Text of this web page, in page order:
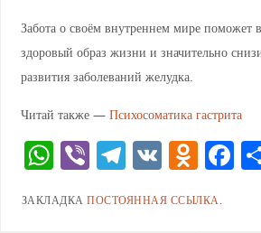
Забота о своём внутреннем мире поможет
здоровый образ жизни и значительно
развития заболеваний желудка.
Читай также — Психосоматика гастрита
W
h
at
Vi
b
er
T
el
e
V
K
O
d
n
F
a
ЗАКЛАДКАПОСТОЯННАЯ ССЫЛКА.